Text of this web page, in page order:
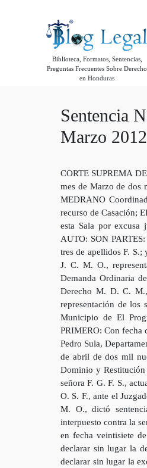
Biblioteca, Formatos, Sentencias,
Preguntas Frecuentes Sobre Derecho
en Honduras
Sentencia
Marzo 2012
CORTE SUPREMA
mes de Marzo de
MEDRANO
recurso de Casación;
esta Sala por excusa
AUTO: SON
tres de apellidos F.
J. C. M. O.,
Demanda Ordinaria
Derecho M. D. C.
representación de los
Municipio de El
PRIMERO: Con fecha
Pedro Sula,
de abril de dos mil
Dominio y
señora F. G. F. S.,
O. S. F., ante el
M. O., dictó
interpuesto contra la
en fecha veintisiete
declarar sin lugar la
declarar sin lugar la